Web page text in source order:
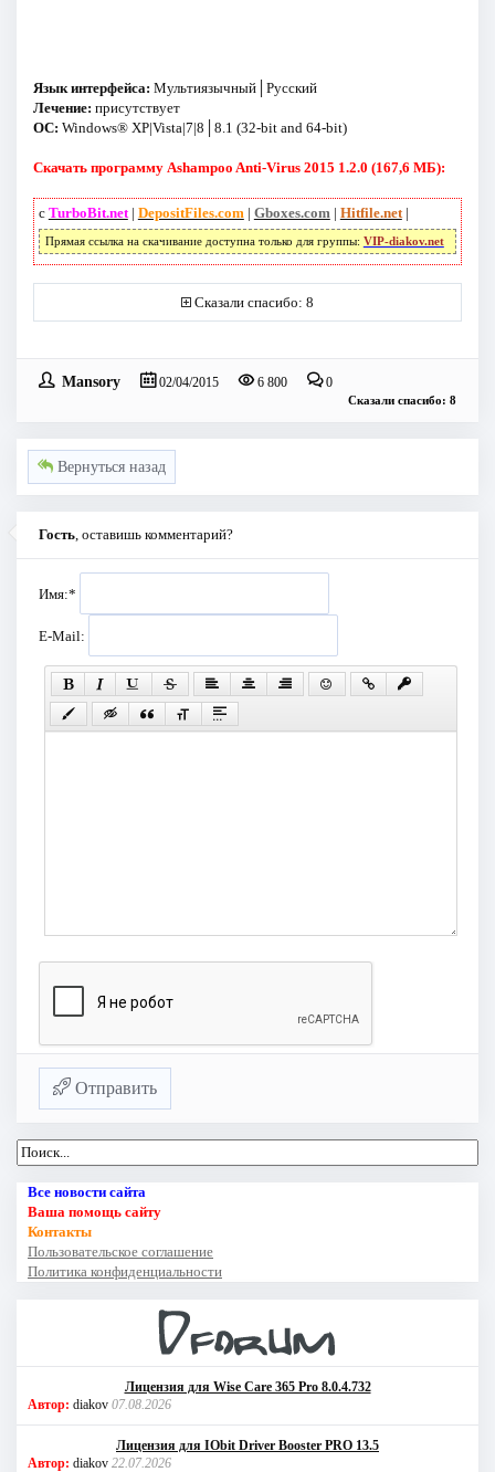
Язык интерфейса: Мультиязычный│Русский
Лечение: присутствует
ОС: Windows® XP|Vista|7|8│8.1 (32-bit and 64-bit)
Скачать программу Ashampoo Anti-Virus 2015 1.2.0 (167,6 МБ):
с TurboBit.net| DepositFiles.com | Gboxes.com | Hitfile.net|
Прямая ссылка на скачивание доступна только для группы: VIP-diakov.net
Сказали спасибо: 8
Mansory 02/04/2015 6 800 0
Сказали спасибо: 8
Вернуться назад
Гость , оставишь комментарий?
Имя:*
E-Mail:
Отправить
Все новости сайта
Ваша помощь сайту
Контакты
Пользовательское соглашение
Политика конфиденциальности
Лицензия для Wise Care 365 Pro 8.0.4.732
Автор: diakov 07.08.2026
Лицензия для IObit Driver Booster PRO 13.5
Автор: diakov 22.07.2026